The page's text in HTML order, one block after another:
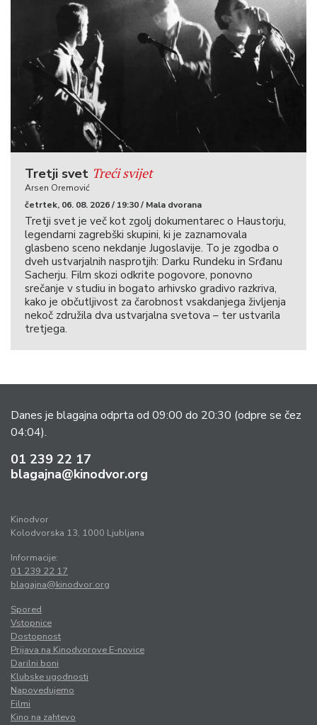
Tretji svet Treći svijet
Arsen Oremović
četrtek, 06. 08. 2026 / 19:30 / Mala dvorana
Tretji svet je več kot zgolj dokumentarec o Haustorju,
legendarni zagrebški skupini, ki je zaznamovala
glasbeno sceno nekdanje Jugoslavije. To je zgodba o
dveh ustvarjalnih nasprotjih: Darku Rundeku in Srđanu
Sacherju. Film skozi odkrite pogovore, ponovno
srečanje v studiu in bogato arhivsko gradivo razkriva,
kako je občutljivost za čarobnost vsakdanjega življenja
nekoč združila dva ustvarjalna svetova – ter ustvarila
tretjega.
Danes je blagajna odprta od 09:00 do 20:30 (odpre se čez
04:04).
01 239 22 17
blagajna@kinodvor.org
Kinodvor
Kolodvorska 13, 1000 Ljubljana
Informacije:
01 239 22 17
blagajna@kinodvor.org
Spored
Vstopnice
Dostopnost
Prijava na Kinodvorove E-novice
Darilni boni
Klubske ugodnosti
Napovedujemo
Filmi
Kino na zahtevo